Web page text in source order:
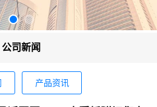
公司新闻
产品资讯